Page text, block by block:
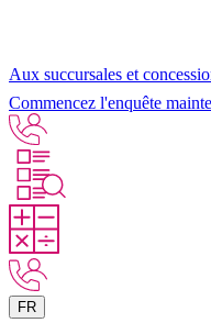
Aux succursales et
Commencez l'enquête
FR